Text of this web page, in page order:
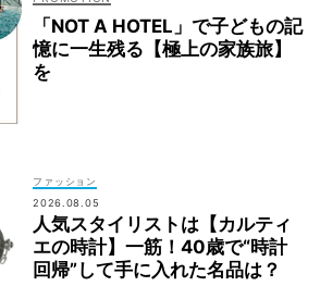
「NOT A HOTEL」で子どもの記
憶に一生残る【極上の家族旅】
を
ファッション
2026.08.05
人気スタイリストは【カルティ
エの時計】一筋！40歳で“時計
回帰”して手に入れた名品は？